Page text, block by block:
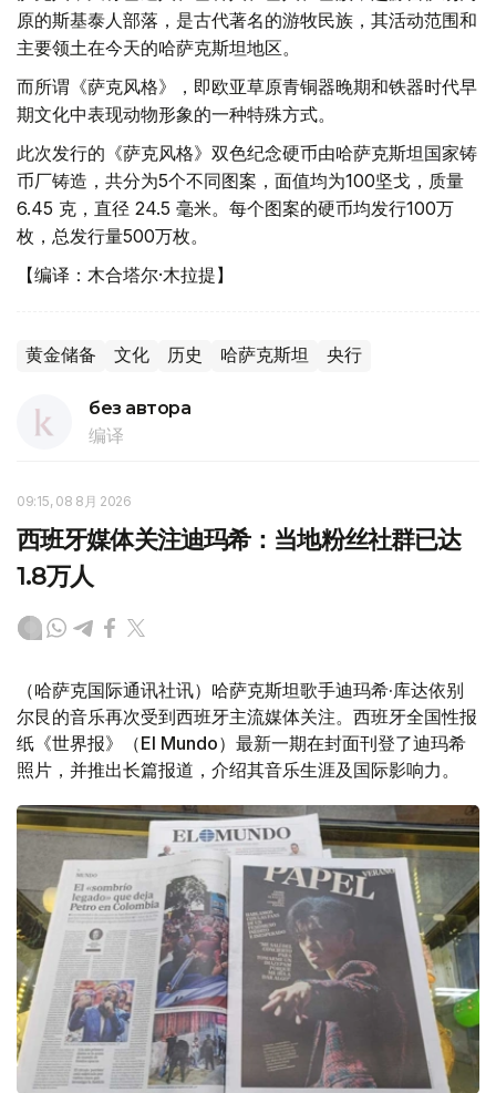
原的斯基泰人部落，是古代著名的游牧民族，其活动范围和
主要领土在今天的哈萨克斯坦地区。
而所谓《萨克风格》，即欧亚草原青铜器晚期和铁器时代早
期文化中表现动物形象的一种特殊方式。
此次发行的《萨克风格》双色纪念硬币由哈萨克斯坦国家铸
币厂铸造，共分为5个不同图案，面值均为100坚戈，质量
6.45 克，直径 24.5 毫米。每个图案的硬币均发行100万
枚，总发行量500万枚。
【编译：木合塔尔·木拉提】
黄金储备 文化 历史 哈萨克斯坦 央行
без автора
编译
09:15, 08 8月 2026
西班牙媒体关注迪玛希：当地粉丝社群已达
1.8万人
（哈萨克国际通讯社讯）哈萨克斯坦歌手迪玛希·库达依别
尔艮的音乐再次受到西班牙主流媒体关注。西班牙全国性报
纸《世界报》（El Mundo）最新一期在封面刊登了迪玛希
照片，并推出长篇报道，介绍其音乐生涯及国际影响力。